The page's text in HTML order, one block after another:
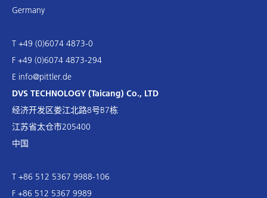
Germany
T +49 (0)6074 4873-0
F +49 (0)6074 4873-294
E info@pittler.de
DVS TECHNOLOGY (Taicang) Co., LTD
经济开发区娄江北路8号B7栋
江苏省太仓市205400
中国
T +86 512 5367 9988-106
F +86 512 5367 9989